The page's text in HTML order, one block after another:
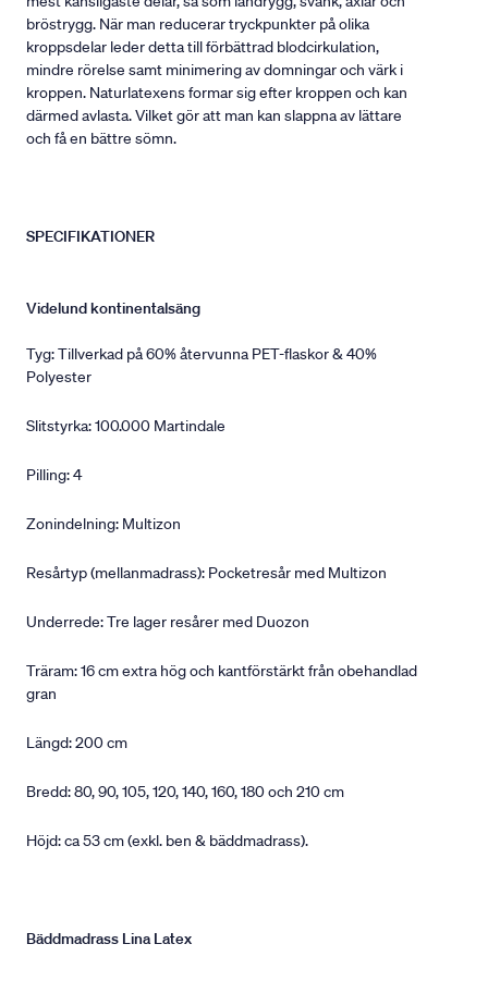
bröstrygg. När man reducerar tryckpunkter på olika
kroppsdelar leder detta till förbättrad blodcirkulation,
mindre rörelse samt minimering av domningar och värk i
kroppen. Naturlatexens formar sig efter kroppen och kan
därmed avlasta. Vilket gör att man kan slappna av lättare
och få en bättre sömn.
SPECIFIKATIONER
Videlund kontinentalsäng
Tyg: Tillverkad på 60% återvunna PET-flaskor & 40%
Polyester
Slitstyrka: 100.000 Martindale
Pilling: 4
Zonindelning: Multizon
Resårtyp (mellanmadrass): Pocketresår med Multizon
Underrede: Tre lager resårer med Duozon
Träram: 16 cm extra hög och kantförstärkt från obehandlad
gran
Längd: 200 cm
Bredd: 80, 90, 105, 120, 140, 160, 180 och 210 cm
Höjd: ca 53 cm (exkl. ben & bäddmadrass).
Bäddmadrass Lina Latex